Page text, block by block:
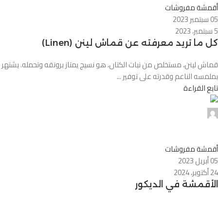
أقمشة مفروشات
05 سبتمبر 2023
5 سبتمبر، 2023
كل ما تريد معرفته عن قماش لينن (Linen)
قماش لينن، مستخلص من نبات الكتان، هو نسيج يمتاز برونقه وتحمله. يشتهر
بملمسه الناعم وقدرته على توفير ...
تابع القراءة
أقمشة مفروشات
05 أبريل 2023
24 أكتوبر، 2024
الأقمشة في الديكور